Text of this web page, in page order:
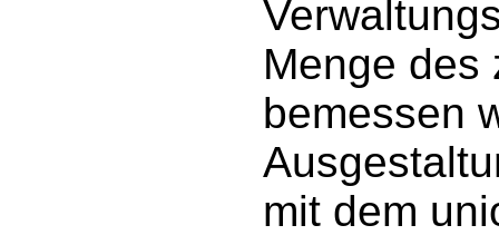
Menge des
bemessen
mit dem